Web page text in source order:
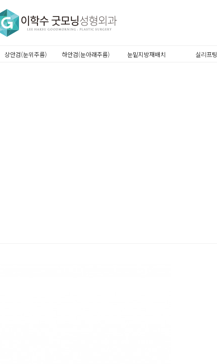
상안검(눈위주름) 하안검(눈아래주름) 눈밑지방재배치 실리프팅